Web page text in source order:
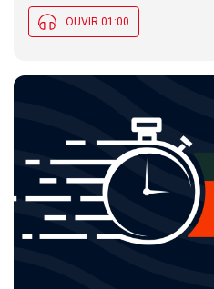
OUVIR 01:00